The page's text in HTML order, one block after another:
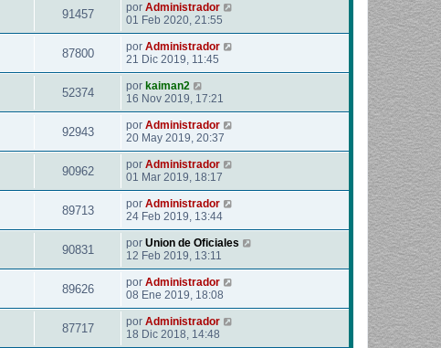
91457 por Administrador
01 Feb 2020, 21:55
87800 por Administrador
21 Dic 2019, 11:45
52374 por kaiman2
16 Nov 2019, 17:21
92943 por Administrador
20 May 2019, 20:37
90962 por Administrador
01 Mar 2019, 18:17
89713 por Administrador
24 Feb 2019, 13:44
90831 por Union de Oficiales
12 Feb 2019, 13:11
89626 por Administrador
08 Ene 2019, 18:08
87717 por Administrador
18 Dic 2018, 14:48